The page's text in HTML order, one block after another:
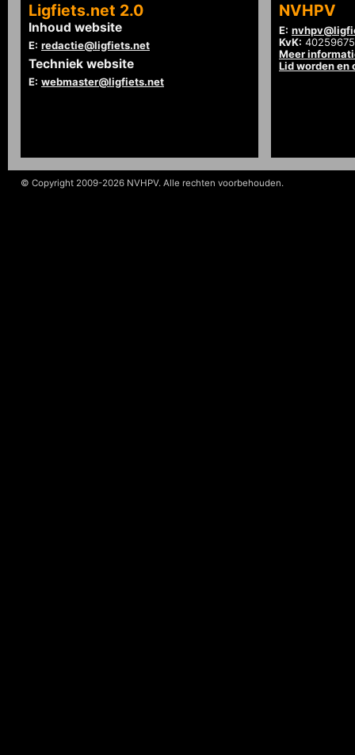
Ligfiets.net 2.0
Inhoud website
E: redactie@ligfiets.net
Techniek website
E: webmaster@ligfiets.net
NVHPV
E:
KvK: 40259675
Meer
Lid worden en
© Copyright 2009-2026 NVHPV. Alle rechten voorbehouden.